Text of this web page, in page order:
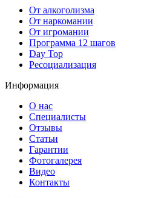
От алкоголизма
От наркомании
От игромании
Программа 12 шагов
Day Top
Ресоциализация
Информация
О нас
Специалисты
Отзывы
Статьи
Гарантии
Фотогалерея
Видео
Контакты